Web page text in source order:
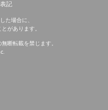
記
た場合に、
があります。
断転載を禁じます。